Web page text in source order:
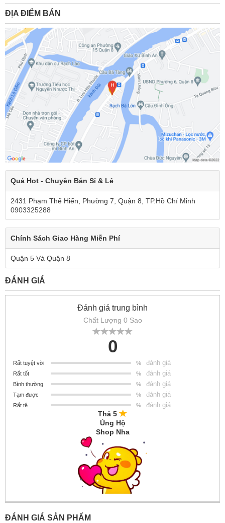
ĐỊA ĐIỂM BÁN
Quá Hot - Chuyên Bán Sỉ & Lẻ
2431 Phạm Thế Hiển, Phường 7, Quận 8, TP.Hồ Chí Minh
0903325288
Chính Sách Giao Hàng Miễn Phí
Quận 5 Và Quận 8
ĐÁNH GIÁ
Đánh giá trung bình
Chất Lượng 0 Sao
0
Rất tuyệt vời % đánh giá
Rất tốt % đánh giá
Bình thường % đánh giá
Tạm được % đánh giá
Rất tệ % đánh giá
Thả 5
Ủng Hộ
Shop Nha
ĐÁNH GIÁ SẢN PHẨM